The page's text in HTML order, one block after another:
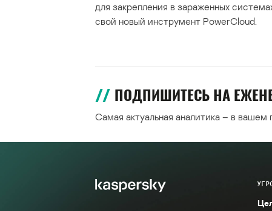
для закрепления в зараженных
свой новый инструмент PowerCloud.
ПОДПИШИТЕСЬ НА
Самая актуальная аналитика – в вашем